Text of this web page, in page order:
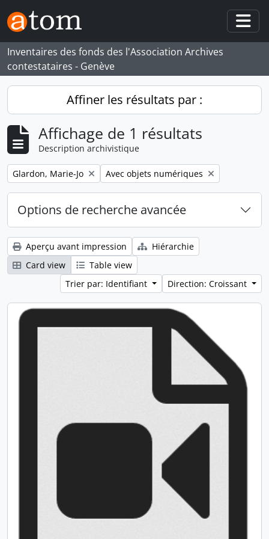
Skip to main content
Inventaires des fonds des l'Association Archives
contestataires - Genève
Affiner les résultats par :
Affichage de 1 résultats
Description archivistique
Remove filter:
Glardon, Marie-Jo Remove filter:
Avec objets numériques
Options de recherche avancée
Aperçu avant impression
Hiérarchie
Card view
Table view
Trier par: Identifiant
Direction: Croissant